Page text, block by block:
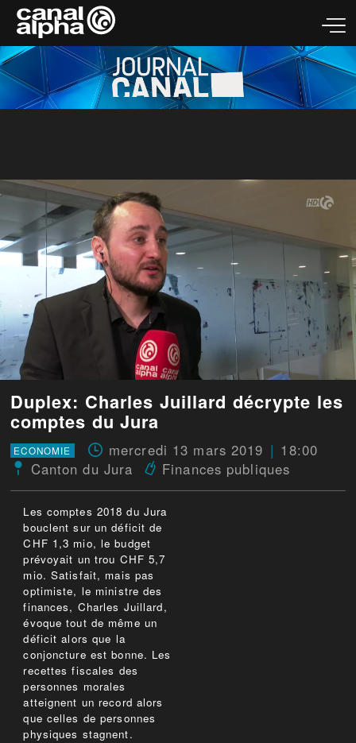
Duplex: Charles Juillard décrypte les
comptes du Jura
ECONOMIE mercredi 13 mars 2019
18:00
Canton du Jura
Finances publiques
Les comptes 2018 du Jura
bouclent sur un déficit de
CHF 1,3 mio, le budget
prévoyait un trou CHF 5,7
mio. Satisfait, mais pas
optimiste, le ministre des
finances, Charles Juillard,
évoque tout de même un
déficit alors que la
conjoncture est bonne. Les
recettes fiscales des
personnes morales
atteignent un record alors
que celles de personnes
physiques stagnent.